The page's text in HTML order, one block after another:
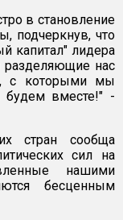
в становление
подчеркнув, что
капитал" лидера
разделяющие нас
с которыми мы
вместе!" -
стран сообща
сил на
нашими
бесценным